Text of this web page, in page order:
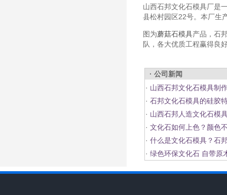
山西石邦文化石模具厂是
县松村园区22号。本厂生
图为蘑菇石模具产品， 石
队，各大优质工程赢得良
· 公司新闻
· 山西石邦文化石模具制
· 石邦文化石模具的硅胶
· 山西石邦人造文化石模
· 文化石如何上色？颜色
· 什么是文化石模具？石
· 绿色环保文化石 自带原